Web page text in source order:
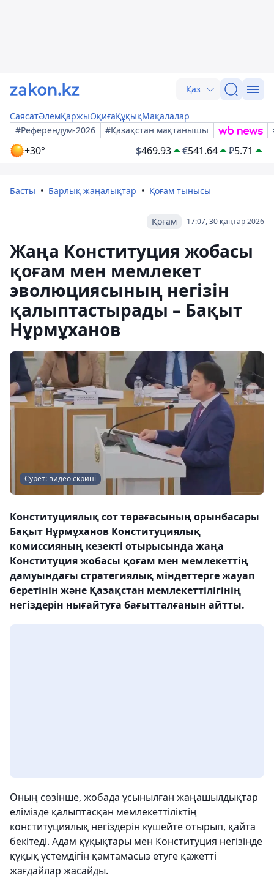
Қаз
СаясатӘлемҚаржыОқиғаҚұқықМақалалар
#Референдум-2026
#Қазақстан мақтанышы
+30° $469.93 €541.64 ₽5.71
Басты Барлық жаңалықтар Қоғам тынысы
17:07, 30 қаңтар 2026
Қоғам
Жаңа Конституция жобасы
қоғам мен мемлекет
эволюциясының негізін
қалыптастырады – Бақыт
Нұрмұханов
Сурет: видео скрині
Конституциялық сот төрағасының орынбасары
Бақыт Нұрмұханов Конституциялық
комиссияның кезекті отырысында жаңа
Конституция жобасы қоғам мен мемлекеттің
дамуындағы стратегиялық міндеттерге жауап
беретінін және Қазақстан мемлекеттілігінің
негіздерін нығайтуға бағытталғанын айтты.
Оның сөзінше, жобада ұсынылған жаңашылдықтар
елімізде қалыптасқан мемлекеттіліктің
конституциялық негіздерін күшейте отырып, қайта
бекітеді. Адам құқықтары мен Конституция негізінде
құқық үстемдігін қамтамасыз етуге қажетті
жағдайлар жасайды.